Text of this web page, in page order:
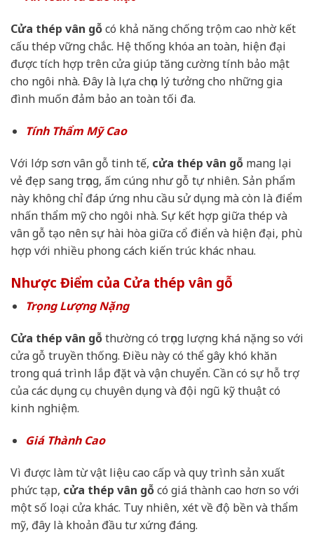
Cửa thép vân gỗcó khả năng chống trộm cao nhờ kết
cấu thép vững chắc. Hệ thống khóa an toàn, hiện đại
được tích hợp trên cửa giúp tăng cường tính bảo mật
cho ngôi nhà. Đây là lựa chọn lý tưởng cho những gia
đình muốn đảm bảo an toàn tối đa.
Tính Thẩm Mỹ Cao
Với lớp sơn vân gỗ tinh tế, cửa thép vân gỗ mang lại
vẻ đẹp sang trọng, ấm cúng như gỗ tự nhiên. Sản phẩm
này không chỉ đáp ứng nhu cầu sử dụng mà còn là điểm
nhấn thẩm mỹ cho ngôi nhà. Sự kết hợp giữa thép và
vân gỗ tạo nên sự hài hòa giữa cổ điển và hiện đại, phù
hợp với nhiều phong cách kiến trúc khác nhau.
Nhược Điểm của Cửa thép vân gỗ
Trọng Lượng Nặng
Cửa thép vân gỗthường có trọng lượng khá nặng so với
cửa gỗ truyền thống. Điều này có thể gây khó khăn
trong quá trình lắp đặt và vận chuyển. Cần có sự hỗ trợ
của các dụng cụ chuyên dụng và đội ngũ kỹ thuật có
kinh nghiệm.
Giá Thành Cao
Vì được làm từ vật liệu cao cấp và quy trình sản xuất
phức tạp, cửa thép vân gỗcó giá thành cao hơn so với
một số loại cửa khác. Tuy nhiên, xét về độ bền và thẩm
mỹ, đây là khoản đầu tư xứng đáng.